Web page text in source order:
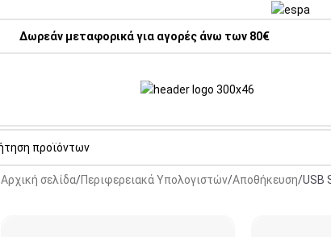
Δωρεάν μεταφορικά για αγορές άνω των 80€
Αρχική σελίδα Περιφερειακά Υπολογιστών Αποθήκευση USB